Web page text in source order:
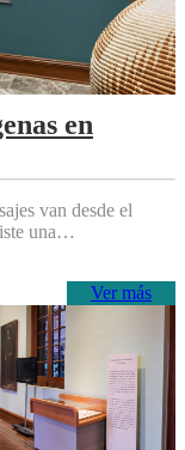
en
van desde el
una…
Ver más